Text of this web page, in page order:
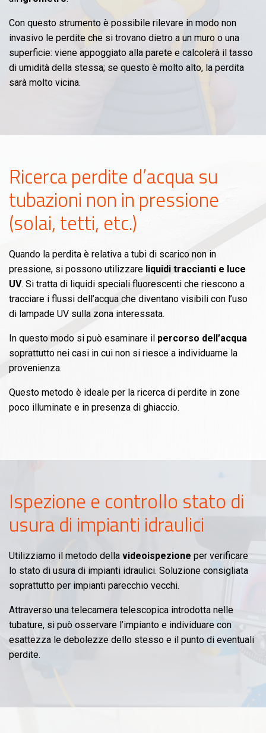
Con questo strumento è possibile rilevare in modo non
invasivo le perdite che si trovano dietro a un muro o una
superficie: viene appoggiato alla parete e calcolerà il tasso
di umidità della stessa; se questo è molto alto, la perdita
sarà molto vicina.
Ricerca perdite d’acqua su
tubazioni non in pressione
(solai, tetti, etc.)
Quando la perdita è relativa a tubi di scarico non in
pressione, si possono utilizzare liquidi traccianti e luce
UV. Si tratta di liquidi speciali fluorescenti che riescono a
tracciare i flussi dell’acqua che diventano visibili con l’uso
di lampade UV sulla zona interessata.
In questo modo si può esaminare il percorso dell’acqua
soprattutto nei casi in cui non si riesce a individuarne la
provenienza.
Questo metodo è ideale per la ricerca di perdite in zone
poco illuminate e in presenza di ghiaccio.
Ispezione e controllo stato di
usura di impianti idraulici
Utilizziamo il metodo della videoispezione per verificare
lo stato di usura di impianti idraulici. Soluzione consigliata
soprattutto per impianti parecchio vecchi.
Attraverso una telecamera telescopica introdotta nelle
tubature, si può osservare l’impianto e individuare con
esattezza le debolezze dello stesso e il punto di eventuali
perdite.